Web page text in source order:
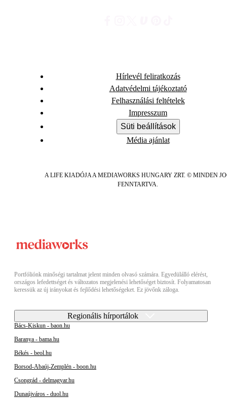
Hírlevél feliratkozás
Adatvédelmi tájékoztató
Felhasználási feltételek
Impresszum
Süti beállítások
Média ajánlat
A LIFE KIADÓJA A MEDIAWORKS HUNGARY ZRT. © MINDEN
FENNTARTVA.
Portfóliónk minőségi tartalmat jelent minden olvasó számára. Egyedülálló elérést,
országos lefedettséget és változatos megjelenési lehetőséget biztosít. Folyamatosan
keressük az új irányokat és fejlődési lehetőségeket. Ez jövőnk záloga.
Regionális hírportálok
Bács-Kiskun - baon.hu
Baranya - bama.hu
Békés - beol.hu
Borsod-Abaúj-Zemplén - boon.hu
Csongrád - delmagyar.hu
Dunaújváros - duol.hu